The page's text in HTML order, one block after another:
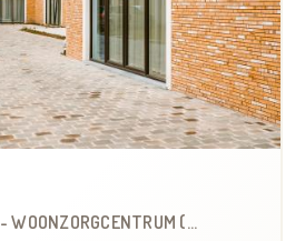
-WOONZORGCENTRUM (WZC)